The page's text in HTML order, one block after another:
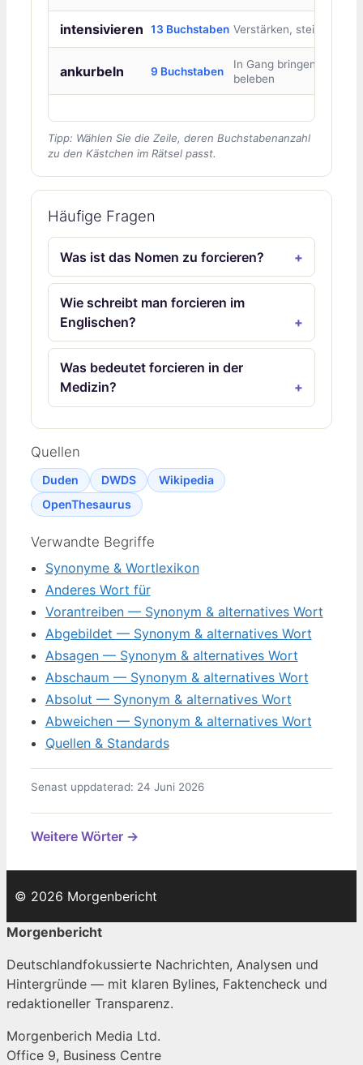
intensivieren 13 Buchstaben Verstärken, steigern
ankurbeln 9 Buchstaben
In Gang bringen,
beleben
Tipp: Wählen Sie die Zeile, deren Buchstabenanzahl
zu den Kästchen im Rätsel passt.
Häufige Fragen
Was ist das Nomen zu forcieren?
Wie schreibt man forcieren im
Englischen?
Was bedeutet forcieren in der
Medizin?
Quellen
Duden DWDS
Wikipedia
OpenThesaurus
Verwandte Begriffe
Synonyme & Wortlexikon
Anderes Wort für
Vorantreiben — Synonym & alternatives Wort
Abgebildet — Synonym & alternatives Wort
Absagen — Synonym & alternatives Wort
Abschaum — Synonym & alternatives Wort
Absolut — Synonym & alternatives Wort
Abweichen — Synonym & alternatives Wort
Quellen & Standards
Senast uppdaterad: 24 Juni 2026
Weitere Wörter →
© 2026 Morgenbericht
Morgenbericht
Deutschlandfokussierte Nachrichten, Analysen und
Hintergründe — mit klaren Bylines, Faktencheck und
redaktioneller Transparenz.
Morgenberich Media Ltd.
Office 9, Business Centre